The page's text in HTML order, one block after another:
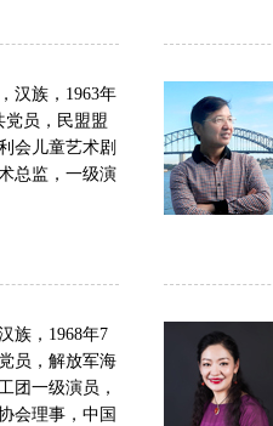
汉族，1963年
党员，民盟盟
会儿童艺术剧
总监，一级演
族，1968年7
员，解放军海
团一级演员，
会理事，中国